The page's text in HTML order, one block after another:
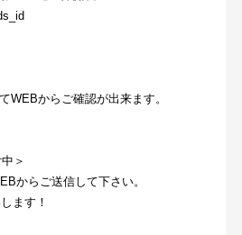
WEBからご確認が出来ます。
＞
からご送信して下さい。
ます！